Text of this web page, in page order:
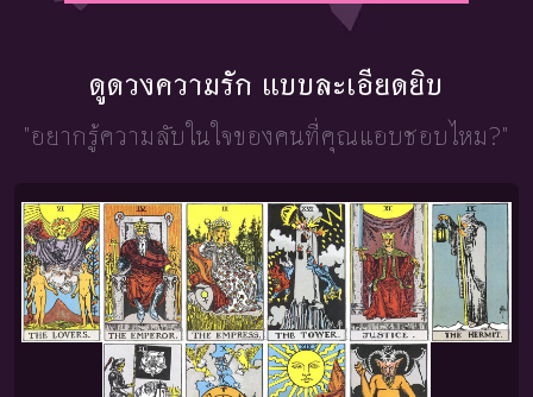
ดูดวงความรัก แบบละเอียดยิบ
"อยากรู้ความลับในใจของคนที่คุณแอบชอบไหม?"